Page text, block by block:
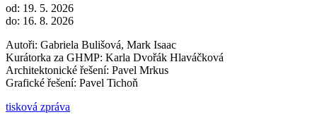
od: 19. 5. 2026
do: 16. 8. 2026
Autoři: Gabriela Bulišová, Mark Isaac
Kurátorka za GHMP: Karla Dvořák Hlaváčková
Architektonické řešení: Pavel Mrkus
Grafické řešení: Pavel Tichoň
tisková zpráva